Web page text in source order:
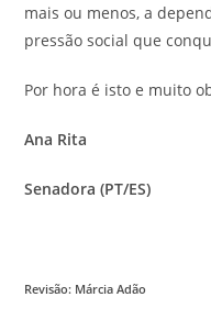
mais ou menos, a
pressão social que
Por hora é isto e muito
Ana Rita
Senadora (PT/ES)
Revisão: Márcia Adão